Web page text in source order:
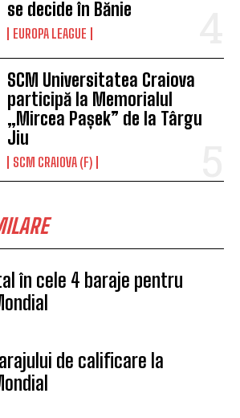
în cele 4 baraje pentru
de calificare la
în semifinalele
Cup. Denil Maldonado a
cu var
românesc a ajuns la cel
Kovacs va arbitra
2025!